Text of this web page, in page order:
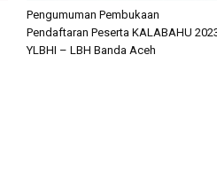
Pengumuman Pembukaan
Pendaftaran Peserta KALABAHU
YLBHI – LBH Banda Aceh